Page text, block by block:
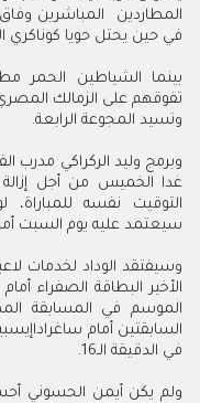
المطاردين المباشرين
في حين يحتل حويا كوناكري
بينما الشياطين الحمر
تفوقهم على الزمالك
وتسيد المجوعة الرابعة.
وبرمج وليد الركراكي مدرب
غدا الخميس من أجل إزالة
التوقيت نفسه
سيعتمد عليه يوم السبت
وسيفتقد الوداد لخدمات
الأخير البطاقة الصفراء
الموسم في المسابقة
السابقتين أمام
في الدقيقة الـ16
.
ولم يكن أيمن الحسوني